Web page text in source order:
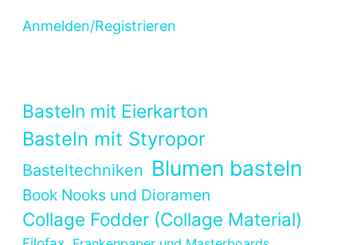
Anmelden/Registrieren
Basteln mit Eierkarton
Basteln mit Styropor
Basteltechniken Blumen basteln
Book Nooks und Dioramen
Collage Fodder (Collage Material)